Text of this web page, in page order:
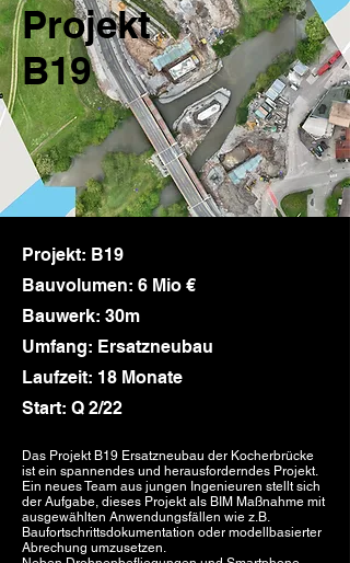
Projekt
B19
Projekt: B19
Bauvolumen: 6 Mio €
Bauwerk: 30m
Umfang: Ersatzneubau
Laufzeit: 18 Monate
Start: Q 2/22
Das Projekt B19 Ersatzneubau der Kocherbrücke
ist ein spannendes und herausforderndes Projekt.
Ein neues Team aus jungen Ingenieuren stellt sich
der Aufgabe, dieses Projekt als BIM Maßnahme mit
ausgewählten Anwendungsfällen wie z.B.
Baufortschrittsdokumentation oder modellbasierter
Abrechung umzusetzen.